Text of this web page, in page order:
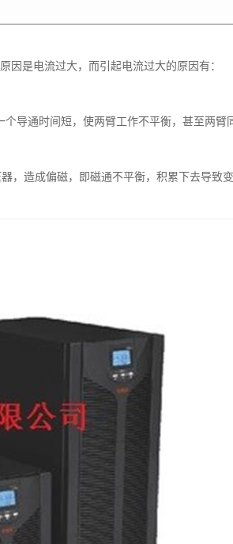
因是电流过大，而引起电流过大的原因有：
导通时间短，使两臂工作不平衡，甚至两臂
，造成偏磁，即磁通不平衡，积累下去导致